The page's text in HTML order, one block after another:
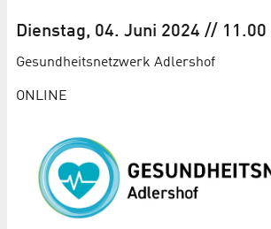
Dienstag, 04. Juni 2024 // 11.00
Gesundheits­netzwerk Adlershof
ONLINE